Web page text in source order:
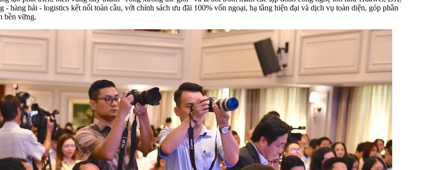
hàng hải - logistics kết nối toàn cầu, với chính sách ưu đãi 100% vốn ngoại, hạ tầng hiện đại và dịch vụ toàn diện, góp phần
bền vững.